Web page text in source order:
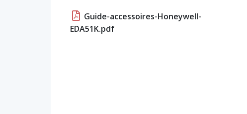
Guide-accessoires-Honeywell-
EDA51K.pdf